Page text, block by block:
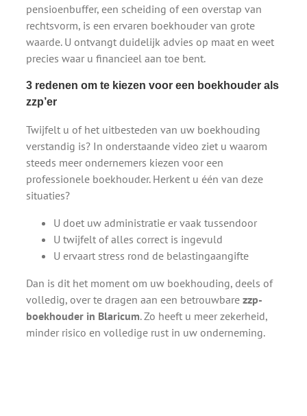
pensioenbuffer, een scheiding of een overstap van
rechtsvorm, is een ervaren boekhouder van grote
waarde. U ontvangt duidelijk advies op maat en weet
precies waar u financieel aan toe bent.
3 redenen om te kiezen voor een boekhouder als
zzp’er
Twijfelt u of het uitbesteden van uw boekhouding
verstandig is? In onderstaande video ziet u waarom
steeds meer ondernemers kiezen voor een
professionele boekhouder. Herkent u één van deze
situaties?
U doet uw administratie er vaak tussendoor
U twijfelt of alles correct is ingevuld
U ervaart stress rond de belastingaangifte
Dan is dit het moment om uw boekhouding, deels of
volledig, over te dragen aan een betrouwbare zzp-
boekhouder in Blaricum. Zo heeft u meer zekerheid,
minder risico en volledige rust in uw onderneming.